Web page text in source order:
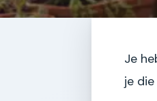
Je
je